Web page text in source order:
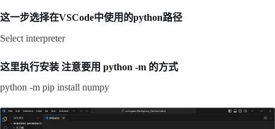
这一步选择在VSCode中使用的python路径
Select interpreter
这里执行安装 注意要用 python -m 的方式
python -m pip install numpy